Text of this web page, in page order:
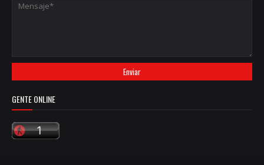
GENTE ONLINE